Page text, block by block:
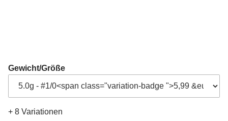
Gewicht/Größe
+ 8 Variationen